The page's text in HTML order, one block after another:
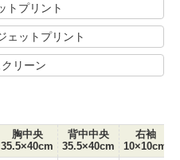
トプリント
ェットプリント
リーン
胸中央
35.5×40cm
背中中央
35.5×40cm
右袖
10×10cm